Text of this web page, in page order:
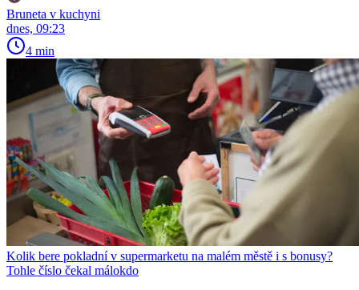
Bruneta v kuchyni
dnes, 09:23
4 min
Kolik bere pokladní v supermarketu na malém městě i s bonusy?
Tohle číslo čekal málokdo